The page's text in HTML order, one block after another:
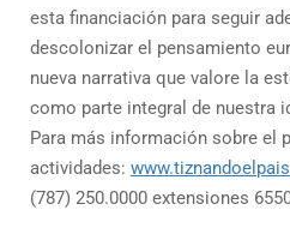
esta financiación para seguir
descolonizar el pensamiento
nueva narrativa que valore la
como parte integral de nuestra
Para más información sobre el
actividades:
(787) 250.0000 extensiones